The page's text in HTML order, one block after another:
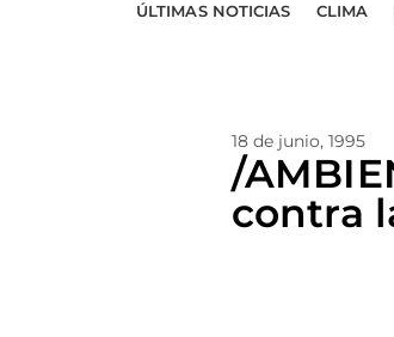
ÚLTIMAS NOTICIAS CLIMA
18 de junio, 1995
/
contra